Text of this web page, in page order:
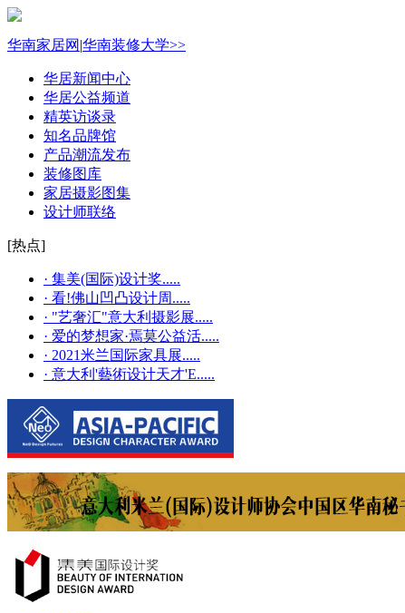
华南家居网 |华南装修大学>>
华居新闻中心
华居公益频道
精英访谈录
知名品牌馆
产品潮流发布
装修图库
家居摄影图集
设计师联络
[热点]
· 集美(国际)设计奖.....
· 看!佛山凹凸设计周.....
· "艺奢汇"​意大利摄影展.....
· 爱的梦想家·焉莫公益活.....
· 2021米兰国际家具展.....
· 意大利'藝術设计天才'E.....